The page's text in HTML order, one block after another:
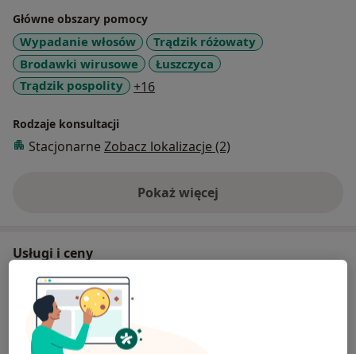
Główne obszary pomocy
Wypadanie włosów
Trądzik różowaty
Brodawki wirusowe
Łuszczyca
Trądzik pospolity
+16a11y_sr_more_diseases
Rodzaje konsultacji
Stacjonarne Zobacz lokalizacje (2)
Pokaż więcejo doświadczeniu
Usługi i ceny
Konsultacja dermatologiczna
Od 250 zł Szczegóły